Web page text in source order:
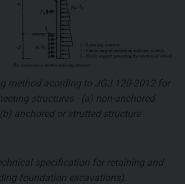
method acording to JGJ 120-2012 for
structures - (a) non-anchored
anchored or strutted structure
specification for retaining and
foundation excavations).